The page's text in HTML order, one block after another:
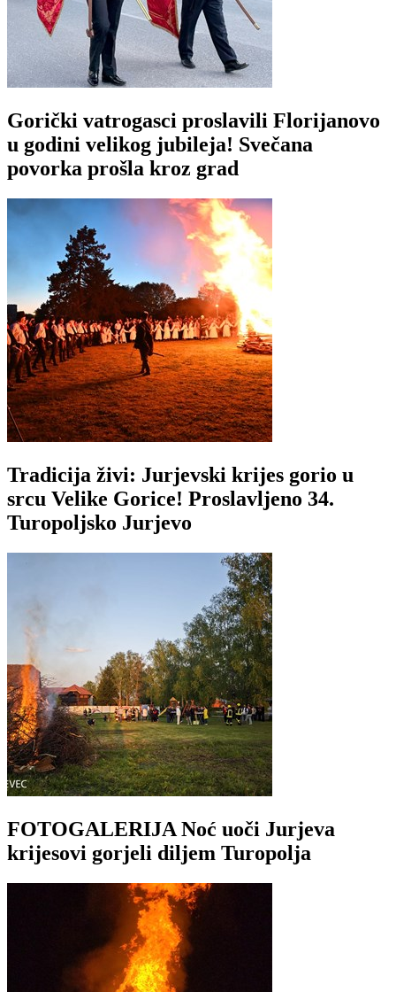
Gorički vatrogasci proslavili Florijanovo
u godini velikog jubileja! Svečana
povorka prošla kroz grad
Tradicija živi: Jurjevski krijes gorio u
srcu Velike Gorice! Proslavljeno 34.
Turopoljsko Jurjevo
FOTOGALERIJA Noć uoči Jurjeva
krijesovi gorjeli diljem Turopolja